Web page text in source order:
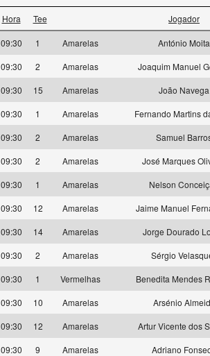
Hora Tee Jogador
09:30 1 Amarelas
António Moita
09:30
2 Amarelas
Joaquim Manuel
09:30
15 Amarelas
João Navega
09:30
1 Amarelas
Fernando Martins
09:30
2 Amarelas
Samuel
09:30
2 Amarelas
José Marques
09:30
1 Amarelas
Nelson
09:30
12 Amarelas
Jaime Manuel
09:30
14 Amarelas
Jorge Dourado
09:30
2 Amarelas
Sérgio
09:30
1 Vermelhas
Benedita Mendes
09:30
10 Amarelas
Arsénio
09:30
12 Amarelas
Artur Vicente dos
09:30
9 Amarelas
Adriano